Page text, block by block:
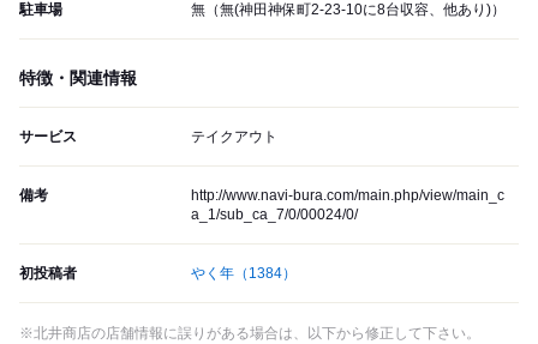
駐車場 無（無(神田神保町2-23-10に8台収容、他あり)）
特徴・関連情報
サービス テイクアウト
備考
http://www.navi-bura.com/main.php/view/main_c
a_1/sub_ca_7/0/00024/0/
初投稿者 やく年 （1384）
※北井商店の店舗情報に誤りがある場合は、以下から修正して下さい。